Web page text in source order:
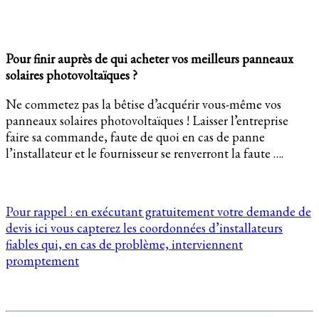
Pour finir auprès de qui acheter vos meilleurs panneaux
solaires photovoltaïques ?
Ne commetez pas la bêtise d’acquérir vous-même vos
panneaux solaires photovoltaïques ! Laisser l’entreprise
faire sa commande, faute de quoi en cas de panne
l’installateur et le fournisseur se renverront la faute ….
Pour rappel : en exécutant gratuitement votre demande de
devis ici vous capterez les coordonnées d’installateurs
fiables qui, en cas de problème, interviennent
promptement